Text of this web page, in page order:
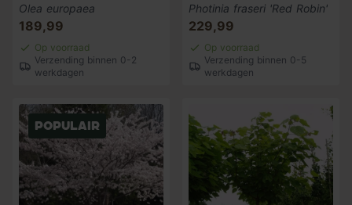
Olea europaea
189,99
Op voorraad
Verzending binnen 0-2
werkdagen
Photinia fraseri 'Red Robin'
229,99
Op voorraad
Verzending binnen 0-5
werkdagen
Populair